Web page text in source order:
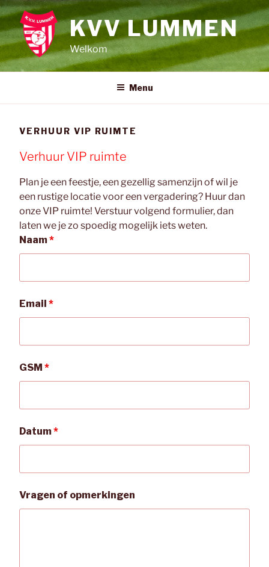
Spring
naar
de
inhoud
KVV LUMMEN
Welkom
Menu
VERHUUR VIP RUIMTE
Verhuur VIP ruimte
Plan je een feestje, een gezellig samenzijn of wil je
een rustige locatie voor een vergadering? Huur dan
onze VIP ruimte! Verstuur volgend formulier, dan
laten we je zo spoedig mogelijk iets weten.
Naam*
Email *
GSM *
Datum*
Vragen of opmerkingen